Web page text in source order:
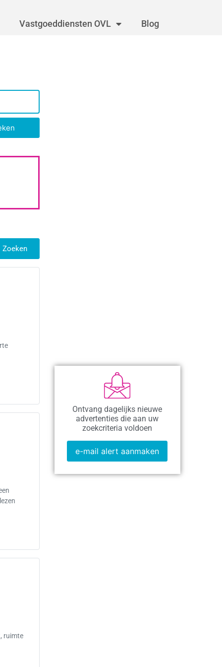
Vastgoeddiensten OVL Blog
Zoeken
ruimte
Ontvang dagelijks nieuwe
advertenties die aan uw
zoekcriteria voldoen
e-mail alert aanmaken